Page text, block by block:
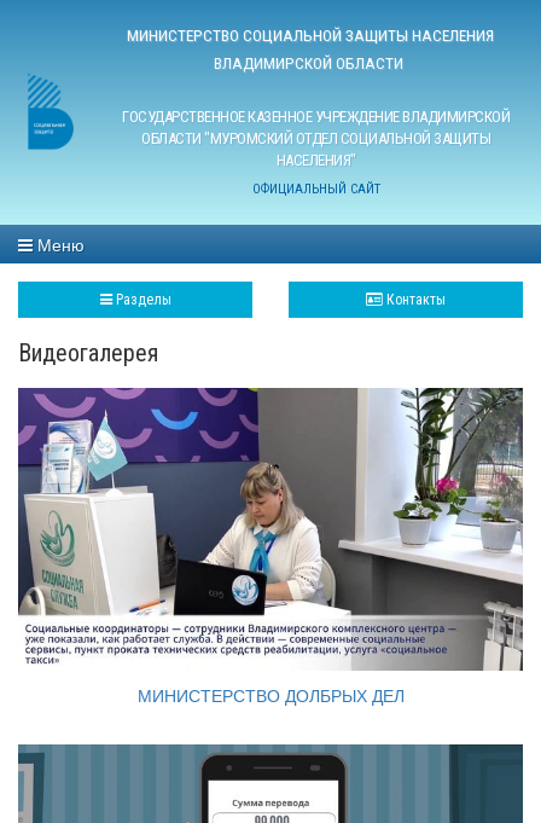
МИНИСТЕРСТВО СОЦИАЛЬНОЙ ЗАЩИТЫ НАСЕЛЕНИЯ
ВЛАДИМИРСКОЙ ОБЛАСТИ
ГОСУДАРСТВЕННОЕ КАЗЕННОЕ УЧРЕЖДЕНИЕ ВЛАДИМИРСКОЙ
ОБЛАСТИ "МУРОМСКИЙ ОТДЕЛ СОЦИАЛЬНОЙ ЗАЩИТЫ
НАСЕЛЕНИЯ"
ОФИЦИАЛЬНЫЙ САЙТ
Меню
Разделы Контакты
Видеогалерея
МИНИСТЕРСТВО ДОЛБРЫХ ДЕЛ